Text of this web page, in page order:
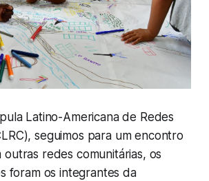
Latino-Americana de Redes
seguimos para um encontro
redes comunitárias, os
foram os integrantes da